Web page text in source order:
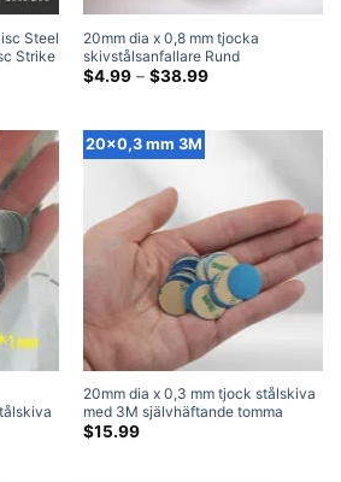
Steel
Strike
20mm dia x 0,8 mm tjocka
skivstålsanfallare Rund
metallstålskivaslagstift
$4.99 – $38.99Prisklass:
20x0,3 mm 3M
20mm dia x 0,3 mm tjock stålskiva
med 3M självhäftande tomma
runda metallslagplåtar (100 Packa)
$15.99